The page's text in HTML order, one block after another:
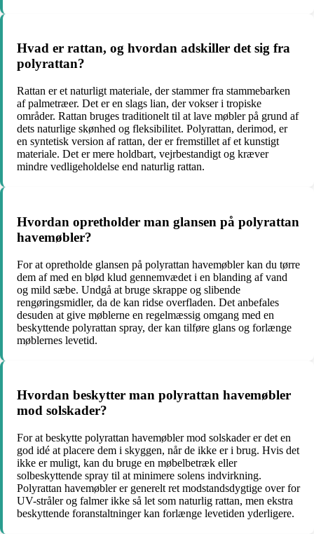
Hvad er rattan, og hvordan adskiller det sig fra
polyrattan?
Rattan er et naturligt materiale, der stammer fra stammebarken
af palmetræer. Det er en slags lian, der vokser i tropiske
områder. Rattan bruges traditionelt til at lave møbler på grund af
dets naturlige skønhed og fleksibilitet. Polyrattan, derimod, er
en syntetisk version af rattan, der er fremstillet af et kunstigt
materiale. Det er mere holdbart, vejrbestandigt og kræver
mindre vedligeholdelse end naturlig rattan.
Hvordan opretholder man glansen på polyrattan
havemøbler?
For at opretholde glansen på polyrattan havemøbler kan du tørre
dem af med en blød klud gennemvædet i en blanding af vand
og mild sæbe. Undgå at bruge skrappe og slibende
rengøringsmidler, da de kan ridse overfladen. Det anbefales
desuden at give møblerne en regelmæssig omgang med en
beskyttende polyrattan spray, der kan tilføre glans og forlænge
møblernes levetid.
Hvordan beskytter man polyrattan havemøbler
mod solskader?
For at beskytte polyrattan havemøbler mod solskader er det en
god idé at placere dem i skyggen, når de ikke er i brug. Hvis det
ikke er muligt, kan du bruge en møbelbetræk eller
solbeskyttende spray til at minimere solens indvirkning.
Polyrattan havemøbler er generelt ret modstandsdygtige over for
UV-stråler og falmer ikke så let som naturlig rattan, men ekstra
beskyttende foranstaltninger kan forlænge levetiden yderligere.